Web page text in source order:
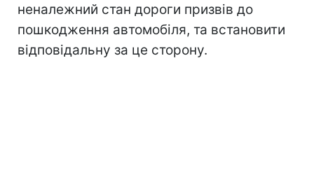
неналежний стан дороги призвів до
пошкодження автомобіля, та встановити
відповідальну за це сторону.